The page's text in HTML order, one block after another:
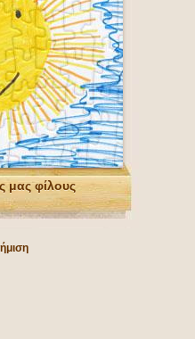
μας φίλους